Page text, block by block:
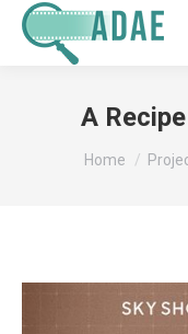
A
You are
Home